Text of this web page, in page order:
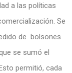
a las políticas
Se
de bolsones
se sumó el
permitió, cada